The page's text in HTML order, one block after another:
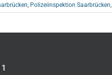
, Polizeiinspektion Saarbrücken,